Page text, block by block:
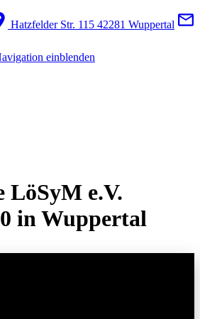
Hatzfelder Str. 115 42281 Wuppertal
einblenden
LöSyM e.V.
in Wuppertal